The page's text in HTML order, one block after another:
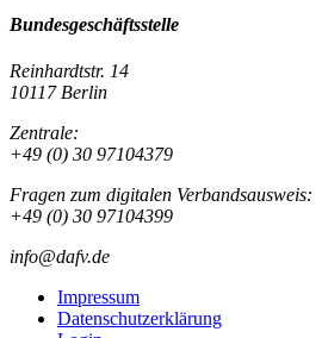
Bundesgeschäftsstelle
Reinhardtstr. 14
10117 Berlin
Zentrale:
+49 (0) 30 97104379
Fragen zum digitalen Verbandsausweis:
+49 (0) 30 97104399
info@dafv.de
Impressum
Datenschutzerklärung